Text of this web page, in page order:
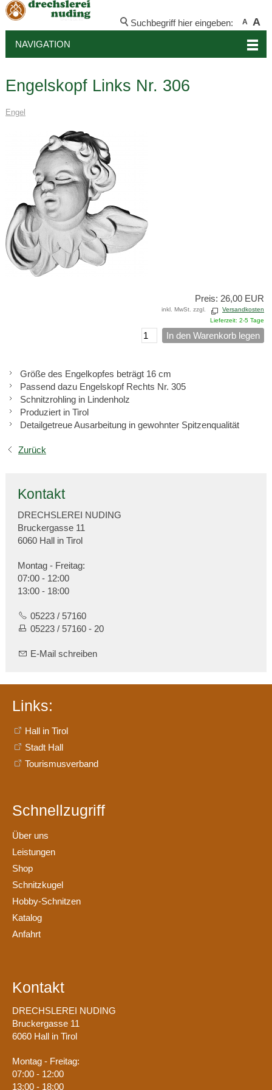
A A
Suchbegriff hier eingeben:
NAVIGATION
Engelskopf Links Nr. 306
Engel
Preis: 26,00 EUR
inkl. MwSt. zzgl.
Versandkosten
Lieferzeit: 2-5 Tage
In den Warenkorb legen
Größe des Engelkopfes beträgt 16 cm
Passend dazu Engelskopf Rechts Nr. 305
Schnitzrohling in Lindenholz
Produziert in Tirol
Detailgetreue Ausarbeitung in gewohnter Spitzenqualität
Zurück
Kontakt
DRECHSLEREI NUDING
Bruckergasse 11
6060 Hall in Tirol
Montag - Freitag:
07:00 - 12:00
13:00 - 18:00
05223 / 57160
05223 / 57160 - 20
E-Mail schreiben
Links:
Hall in Tirol
Stadt Hall
Tourismusverband
Schnellzugriff
Über uns
Leistungen
Shop
Schnitzkugel
Hobby-Schnitzen
Katalog
Anfahrt
Kontakt
DRECHSLEREI NUDING
Bruckergasse 11
6060 Hall in Tirol
Montag - Freitag:
07:00 - 12:00
13:00 - 18:00